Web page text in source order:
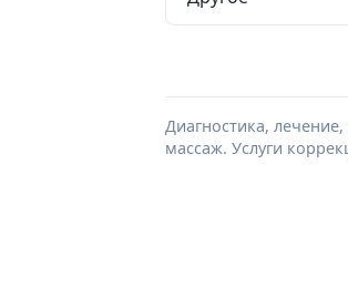
Диагностика,
массаж. Услуги